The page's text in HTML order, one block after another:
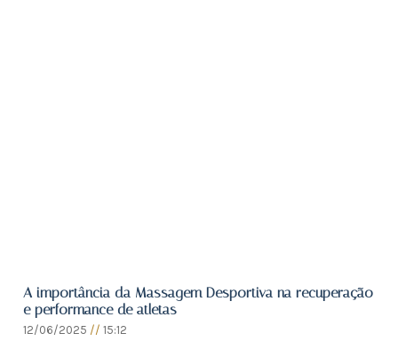
A importância da Massagem Desportiva na recuperação
e performance de atletas
12/06/2025 15:12